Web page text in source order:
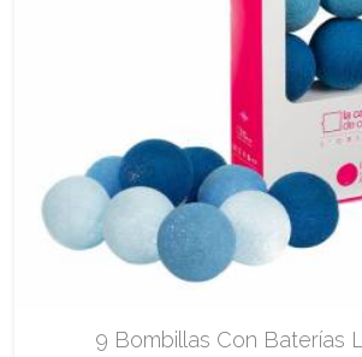
9 Bombillas Con Baterías